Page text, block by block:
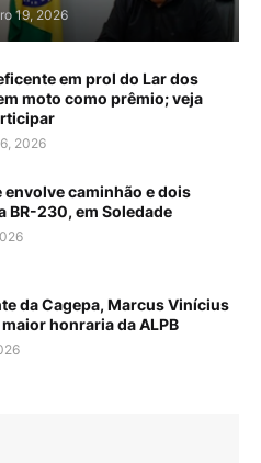
19, 2026
em prol do Lar dos
moto como prêmio; veja
2026
envolve caminhão e dois
BR-230, em Soledade
da Cagepa, Marcus Vinícius
honraria da ALPB